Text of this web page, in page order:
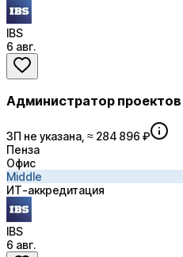
IBS
6 авг.
Администратор проектов
ЗП не указана, ≈ 284 896 ₽
Пенза
Офис
Middle
ИТ-аккредитация
IBS
6 авг.